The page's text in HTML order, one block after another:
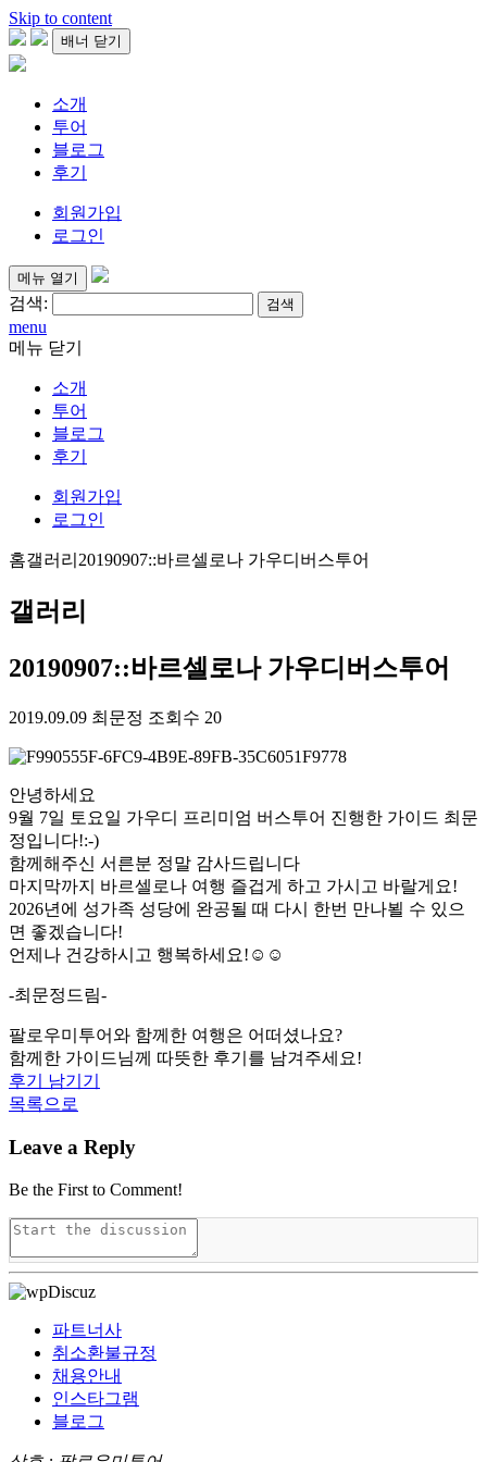
Skip to content
배너 닫기
소개
투어
블로그
후기
회원가입
로그인
메뉴 열기
검색:
menu
메뉴 닫기
소개
투어
블로그
후기
회원가입
로그인
홈갤러리 20190907::바르셀로나 가우디버스투어
갤러리
20190907::바르셀로나 가우디버스투어
2019.09.09 최문정 조회수 20
안녕하세요
9월 7일 토요일 가우디 프리미엄 버스투어 진행한 가이드 최문
정입니다!:-)
함께해주신 서른분 정말 감사드립니다
마지막까지 바르셀로나 여행 즐겁게 하고 가시고 바랄게요!
2026년에 성가족 성당에 완공될 때 다시 한번 만나뵐 수 있으
면 좋겠습니다!
언제나 건강하시고 행복하세요!☺️☺️
-최문정드림-
팔로우미투어와 함께한 여행은 어떠셨나요?
함께한 가이드님께 따뜻한 후기를 남겨주세요!
후기 남기기
목록으로
Leave a Reply
Be the First to Comment!
파트너사
취소환불규정
채용안내
인스타그램
블로그